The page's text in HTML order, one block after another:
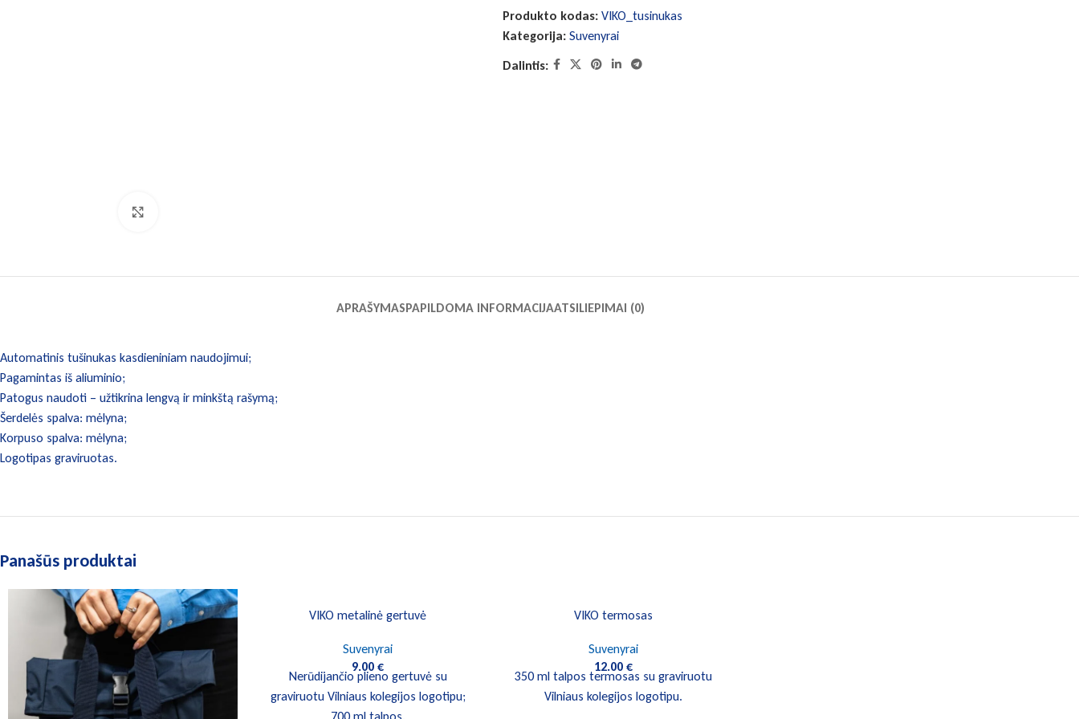
Produkto kodas: VIKO_tusinukas
Kategorija: Suvenyrai
Dalintis:
APRAŠYMASPAPILDOMA INFORMACIJAATSILIEPIMAI (0)
Automatinis tušinukas kasdieniniam naudojimui;
Pagamintas iš aliuminio;
Patogus naudoti – užtikrina lengvą ir minkštą rašymą;
Šerdelės spalva: mėlyna;
Korpuso spalva: mėlyna;
Logotipas graviruotas.
Panašūs produktai
VIKO metalinė gertuvė
Suvenyrai
9.00€
Nerūdijančio plieno gertuvė su
graviruotu Vilniaus kolegijos logotipu;
VIKO termosas
Suvenyrai
12.00 €
350 ml talpos termosas su graviruotu
Vilniaus kolegijos logotipu.